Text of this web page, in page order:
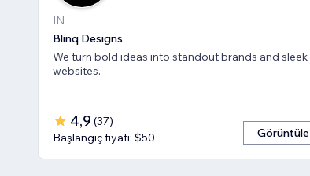
IN
Blinq Designs
We turn bold ideas into standout brands and sleek
websites.
4,9 (37)
Başlangıç fiyatı: $50
Görüntüle